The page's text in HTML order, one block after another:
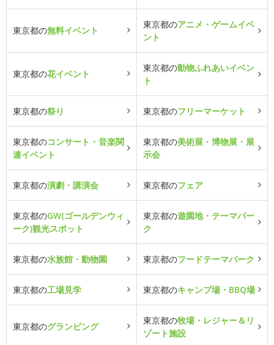
東京都の無料イベント
東京都のアニメ・ゲームイベ
ント
東京都の花イベント
東京都の動物ふれあいイベン
ト
東京都の祭り 東京都のフリーマーケット
東京都のコンサート・音楽関
連イベント
東京都の美術展・博物展・展
示会
東京都の演劇・講演会 東京都のフェア
東京都のGW(ゴールデンウィ
ーク)観光スポット
東京都の遊園地・テーマパー
ク
東京都の水族館・動物園 東京都のフードテーマパーク
東京都の工場見学 東京都のキャンプ場・BBQ場
東京都のグランピング
東京都の牧場・レジャー＆リ
ゾート施設